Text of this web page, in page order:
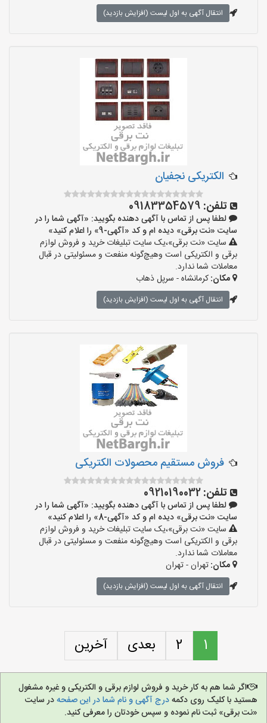
انتقال آگهی به اول لیست (افزایش بازدید)
الکتریکی نجفیان
تلفن: 09183354579
لطفا پس از تماس با آگهی دهنده بگویید: «آگهی شما را در
سایت «نت برقی» دیده ام و کد «آگهی-9» را اعلام کنید»
سایت «نت برقی»،یک سایت تبلیغات خرید و فروش لوازم
برقی و الکتریکی است وهیچ‌گونه منفعت و مسئولیتی در قبال
معاملات شما ندارد.
مکان:کرمانشاه - سرپل ذهاب
انتقال آگهی به اول لیست (افزایش بازدید)
فروش مستقیم محصولات الکتریکی
تلفن:09210190032
لطفا پس از تماس با آگهی دهنده بگویید: «آگهی شما را در
سایت «نت برقی» دیده ام و کد «آگهی-8» را اعلام کنید»
سایت «نت برقی»،یک سایت تبلیغات خرید و فروش لوازم
برقی و الکتریکی است وهیچ‌گونه منفعت و مسئولیتی در قبال
معاملات شما ندارد.
مکان:تهران - تهران
انتقال آگهی به اول لیست (افزایش بازدید)
1
2 بعدی آخرین
اگر شما هم به کار خرید و فروش لوازم برقی و الکتریکی و غیره مشغول
هستید با کلیک روی دکمهدرج آگهی و نام شما در این صفحهدر سایت
«نت برقی» ثبت نام نموده و سپس خودتان را معرفی کنید.